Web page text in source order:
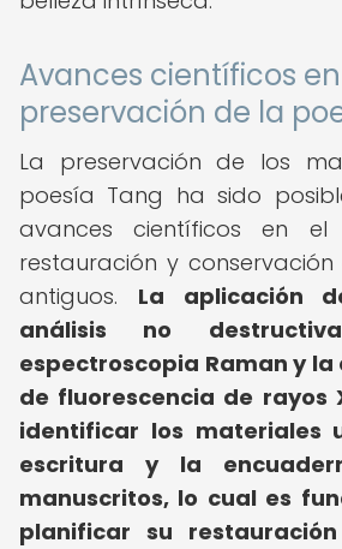
Avances científicos
preservación de la
La preservación de los
poesía Tang ha sido
avances científicos en
restauración y
antiguos. La aplicación
análisis no
espectroscopia Raman y
de fluorescencia de rayos
identificar los materiales
escritura y la
manuscritos, lo cual es
planificar su